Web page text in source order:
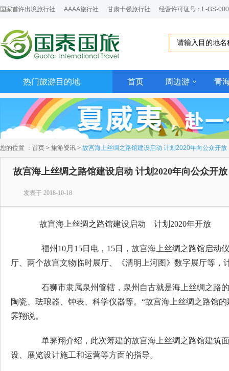
国家首许出境旅行社 AAAA旅行社 甘肃十强旅行社 经营许可证号：L-GS-
热门旅游目的地 首页 周边游 青
您的位置 ： 首页 > 旅游资讯 > 故宫海上丝绸之路馆建设启动 计划2020年向公众开放
故宫海上丝绸之路馆建设启动 计划2020年向公众开放
发表于 2018-10-18
故宫海上丝绸之路馆建设启动 计划2020年开放
福州10月15日电，15日，故宫海上丝绸之路馆启动
厅、两个故宫文物临时展厅、《清明上河图》数字展厅等，
石狮市隶属泉州管辖，泉州自古就是海上丝绸之路的
陶瓷、珐琅器、钟表、科学仪器等。“故宫海上丝绸之路馆
霁翔说。
单霁翔介绍，此次筹建的故宫海上丝绸之路馆建筑面
设、展览设计施工和运营等方面的指导。